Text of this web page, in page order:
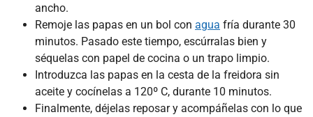
ancho.
Remoje las papas en un bol con agua fría durante 30
minutos. Pasado este tiempo, escúrralas bien y
séquelas con papel de cocina o un trapo limpio.
Introduzca las papas en la cesta de la freidora sin
aceite y cocínelas a 120º C, durante 10 minutos.
Finalmente, déjelas reposar y acompáñelas con lo que